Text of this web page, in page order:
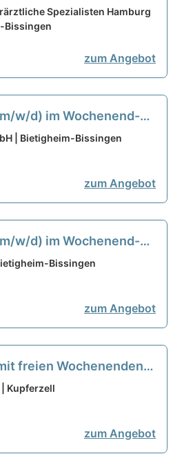
- Heilbronn
Spezialisten Hamburg
Bissingen
zum Angebot
w/d) im Wochenend-
- Heilbronn neu
| Bietigheim-Bissingen
zum Angebot
w/d) im Wochenend-
- Heilbronn
Bissingen
zum Angebot
freien Wochenenden
bei Genuss &
Kupferzell
zum Angebot